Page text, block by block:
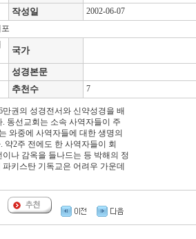
작성일 2002-06-07
국가
성경본문
추천수 7
권의 성경전서와 신약성경을 배
동선교회는 소속 사역자들이 주
와중에 사역자들에 대한 생명의
2주 전에도 한 사역자들이 회
나 감옥을 들나드는 등 박해의 정
키스탄 기독교은 어려우 가운데